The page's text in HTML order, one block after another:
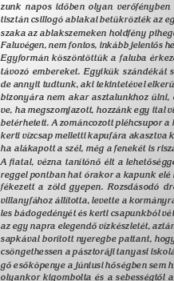
zunk napos idõben olyan
tisztán csillogó ablakai betükrözték az
szaka az ablakszemeken holdfény
Faluvégen, nem fontos, inkább jelentõs
Egyformán köszöntöttük a faluba
távozó embereket. Egyikük szándékát
de annyit tudtunk, aki tekintetével
bizonyára nem akar asztalunkhoz ülni,
ve, ha megszomjazott, hozzánk egy ital
betérhetett. A zománcozott pléhcsupor a
kerti vízcsap melletti kapufára akasztva
ha alákapott a szél, még a fenekét is
A ﬁatal, vézna tanítónõ élt a
reggel pontban hat órakor a kapunk elé
fékezett a zöld gyepen. Rozsdásodó
villanyfához állította, levette a
les bádogedényét és kerti csapunkból
az egy napra elegendõ vízkészletét,
sapkával borított nyeregbe pattant,
csöngethessen a pásztoráji tanyasi
gõ esõköpenye a júniusi hõségben sem
olyankor kigombolta és a sebességtõl